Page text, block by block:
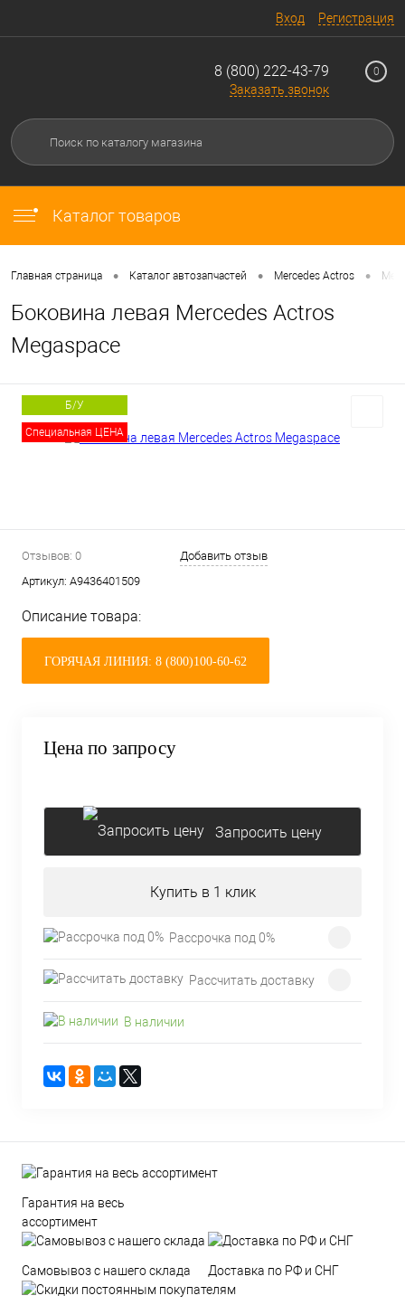
Вход Регистрация
8 (800) 222-43-79
Заказать звонок
0
Каталог товаров
Главная страница • Каталог автозапчастей • Mercedes Actros •
Боковина левая Mercedes Actros
Megaspace
Б/У
Специальная ЦЕНА
Отзывов: 0
Добавить отзыв
Артикул: A9436401509
Описание товара:
ГОРЯЧАЯ ЛИНИЯ: 8 (800)100-60-62
Цена по запросу
Запросить цену
Купить в 1 клик
Рассрочка под 0%
Рассчитать доставку
В наличии
Гарантия на весь
ассортимент
Самовывоз с нашего склада Доставка по РФ и СНГ